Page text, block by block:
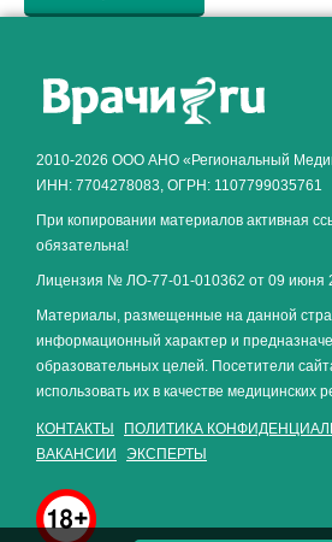
2010-2026 ООО АНО «Региональный
ИНН: 7704278083, ОГРН: 1107799035761
При копировании материалов активная
обязательна!
Лицензия № ЛО-77-01-010362 от 09 июня
Материалы, размещенные на данной
информационный характер и
образовательных целей. Посетители
использовать их в качестве медицинских
КОНТАКТЫ ПОЛИТИКА
ВАКАНСИИ
ЭКСПЕРТЫ